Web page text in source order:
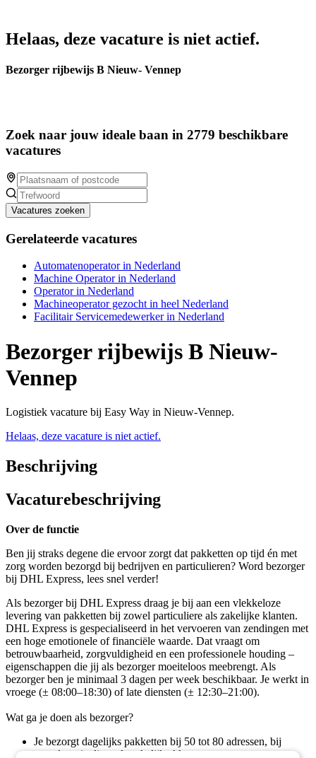
Helaas, deze vacature is niet actief.
Bezorger rijbewijs B Nieuw- Vennep
Zoek naar jouw ideale baan in 2779 beschikbare
vacatures
Vacatures zoeken
Gerelateerde vacatures
Automatenoperator in Nederland
Machine Operator in Nederland
Operator in Nederland
Machineoperator gezocht in heel Nederland
Facilitair Servicemedewerker in Nederland
Bezorger rijbewijs B Nieuw-
Vennep
Logistiek vacature bij Easy Way in Nieuw-Vennep.
Helaas, deze vacature is niet actief.
Beschrijving
Vacaturebeschrijving
Over de functie
Ben jij straks degene die ervoor zorgt dat pakketten op tijd én met
zorg worden bezorgd bij bedrijven en particulieren? Word bezorger
bij DHL Express, lees snel verder!
Als bezorger bij DHL Express draag je bij aan een vlekkeloze
levering van pakketten bij zowel particuliere als zakelijke klanten.
DHL Express is gespecialiseerd in het vervoeren van zendingen met
een hoge emotionele of financiële waarde. Dat vraagt om
betrouwbaarheid, zorgvuldigheid en een professionele houding –
eigenschappen die jij als bezorger moeiteloos meebrengt. Als
bezorger ben je minimaal 3 dagen per week beschikbaar. Je werkt in
vroege (± 08:00–18:30) of late diensten (± 12:30–21:00).
Wat ga je doen als bezorger?
Je bezorgt dagelijks pakketten bij 50 tot 80 adressen, bij
zowel particuliere als zakelijke klanten;